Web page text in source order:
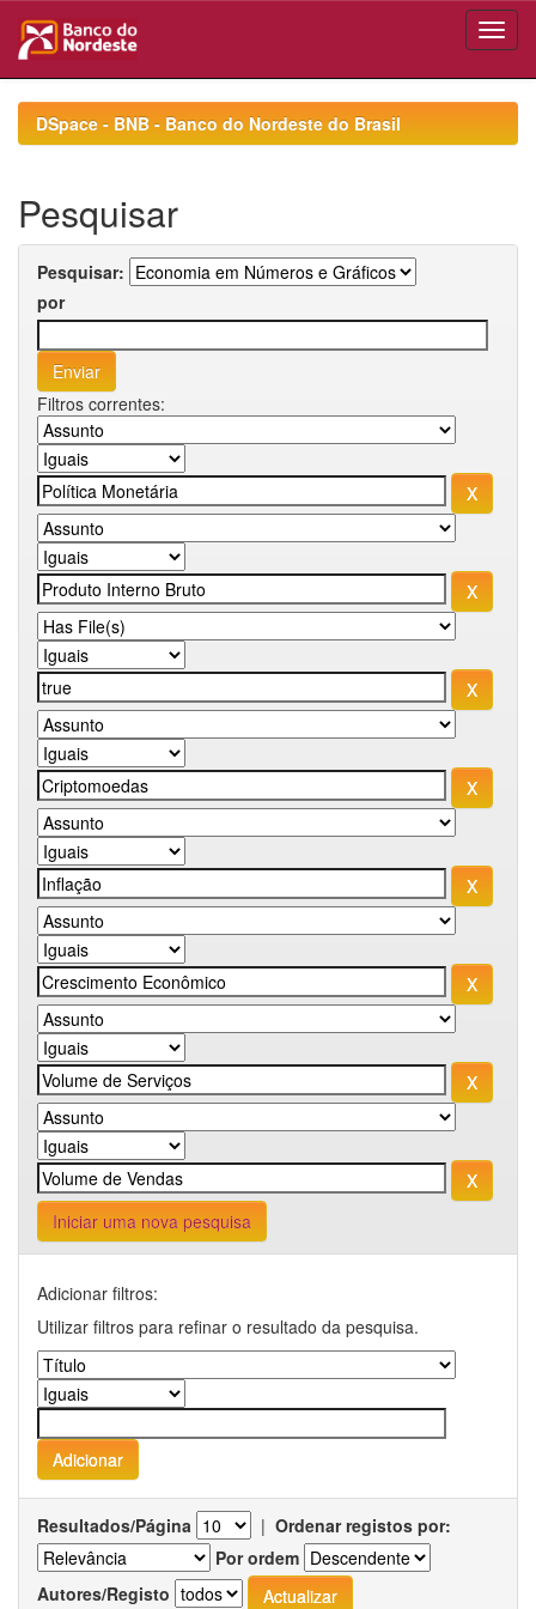
navigationDSpace - BNB - Banco do Nordeste do Brasil
Pesquisar
Pesquisar:
por
Filtros correntes:
Iniciar uma nova pesquisa
Adicionar filtros:
Utilizar filtros para refinar o resultado da pesquisa.
Resultados/Página | Ordenar registos por:
Por ordem
Autores/Registo